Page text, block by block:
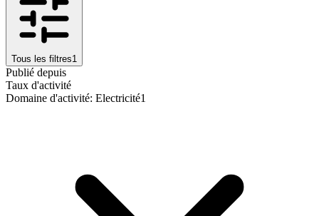
Tous les filtres1
Publié depuis
Taux d'activité
Domaine d'activité: Electricité1